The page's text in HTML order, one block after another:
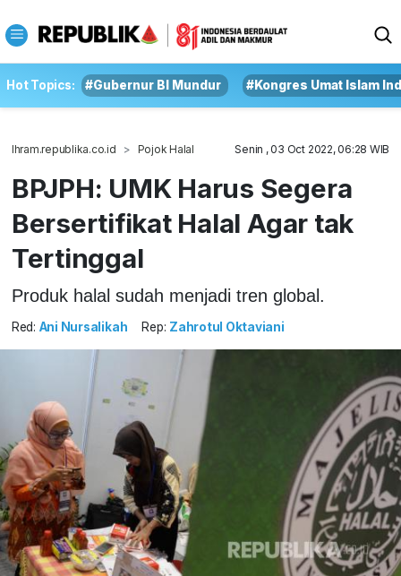
Hot Topics: #Gubernur BI Mundur #Kongres Umat Islam
Ihram.republika.co.id Pojok Halal Senin , 03 Oct 2022, 06:28 WIB
BPJPH: UMK Harus Segera
Bersertifikat Halal Agar tak
Tertinggal
Produk halal sudah menjadi tren global.
Red: Ani Nursalikah Rep: Zahrotul Oktaviani